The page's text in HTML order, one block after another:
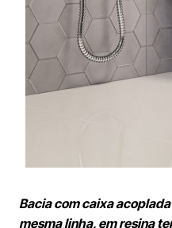
Bacia com caixa
mesma linha, em resina